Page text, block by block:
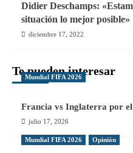
Didier Deschamps:
situación lo mejor posible»
diciembre 17, 2022
Te pueden interesar
Mundial FIFA 2026
Francia vs Inglaterra por
julio 17, 2026
Mundial FIFA 2026 Opinión